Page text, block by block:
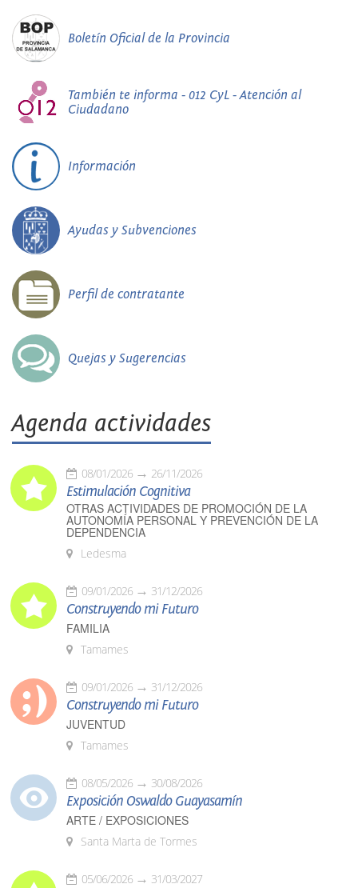
Boletín Oficial de la Provincia
También te informa - 012 CyL - Atención al
Ciudadano
Información
Ayudas y Subvenciones
Perfil de contratante
Quejas y Sugerencias
Agenda actividades
08/01/2026 26/11/2026
Estimulación Cognitiva
OTRAS ACTIVIDADES DE PROMOCIÓN DE LA
AUTONOMÍA PERSONAL Y PREVENCIÓN DE LA
DEPENDENCIA
Ledesma
09/01/2026 31/12/2026
Construyendo mi Futuro
FAMILIA
Tamames
09/01/2026 31/12/2026
Construyendo mi Futuro
JUVENTUD
Tamames
08/05/2026 30/08/2026
Exposición Oswaldo Guayasamín
ARTE / EXPOSICIONES
Santa Marta de Tormes
05/06/2026 31/03/2027